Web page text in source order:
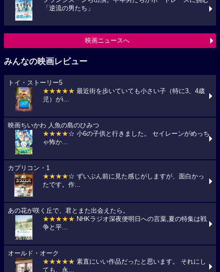
「逆流の男たち」
映画ニュースへ
みんなの映画レビュー
トイ・ストーリー5
★★★★★ 最近街を歩いていても小さい子（特に3、4歳
児）がi...
映画ちいかわ 人魚の島のひみつ
★★★★☆ 小6の子供と行きました。 セイレーンがめっち
ゃ怖か...
カプリコン・1
★★★★☆ ずいぶん前に見た感じがしますが、面白かっ
たです。作...
あの花が咲く丘で、君とまた出会えたら。
★★★★★ NHKラジオ深夜便明日への言葉,夏の特集は戦
争と平...
オールド・オーク
★★★★★ 素直にいい作品だったと思います。 それにし
ても、永...